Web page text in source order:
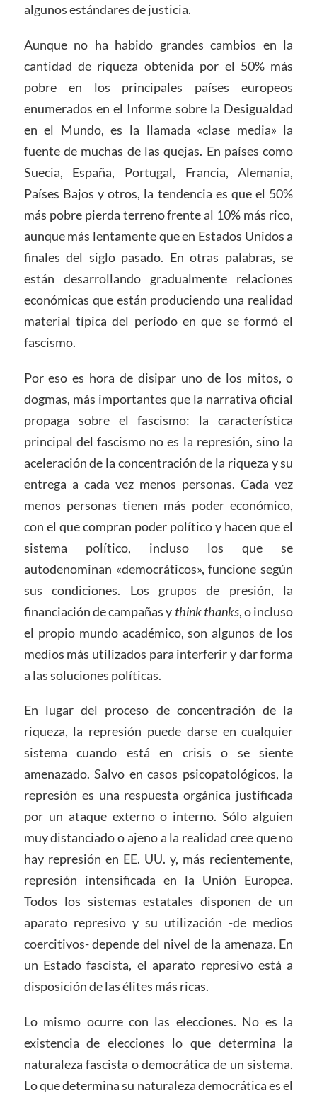
algunos estándares de justicia.
Aunque no ha habido grandes cambios en la
cantidad de riqueza obtenida por el 50% más
pobre en los principales países europeos
enumerados en el Informe sobre la Desigualdad
en el Mundo, es la llamada «clase media» la
fuente de muchas de las quejas. En países como
Suecia, España, Portugal, Francia, Alemania,
Países Bajos y otros, la tendencia es que el 50%
más pobre pierda terreno frente al 10% más rico,
aunque más lentamente que en Estados Unidos a
finales del siglo pasado. En otras palabras, se
están desarrollando gradualmente relaciones
económicas que están produciendo una realidad
material típica del período en que se formó el
fascismo.
Por eso es hora de disipar uno de los mitos, o
dogmas, más importantes que la narrativa oficial
propaga sobre el fascismo: la característica
principal del fascismo no es la represión, sino la
aceleración de la concentración de la riqueza y su
entrega a cada vez menos personas. Cada vez
menos personas tienen más poder económico,
con el que compran poder político y hacen que el
sistema político, incluso los que se
autodenominan «democráticos», funcione según
sus condiciones. Los grupos de presión, la
financiación de campañas y think thanks, o incluso
el propio mundo académico, son algunos de los
medios más utilizados para interferir y dar forma
a las soluciones políticas.
En lugar del proceso de concentración de la
riqueza, la represión puede darse en cualquier
sistema cuando está en crisis o se siente
amenazado. Salvo en casos psicopatológicos, la
represión es una respuesta orgánica justificada
por un ataque externo o interno. Sólo alguien
muy distanciado o ajeno a la realidad cree que no
hay represión en EE. UU. y, más recientemente,
represión intensificada en la Unión Europea.
Todos los sistemas estatales disponen de un
aparato represivo y su utilización -de medios
coercitivos- depende del nivel de la amenaza. En
un Estado fascista, el aparato represivo está a
disposición de las élites más ricas.
Lo mismo ocurre con las elecciones. No es la
existencia de elecciones lo que determina la
naturaleza fascista o democrática de un sistema.
Lo que determina su naturaleza democrática es el